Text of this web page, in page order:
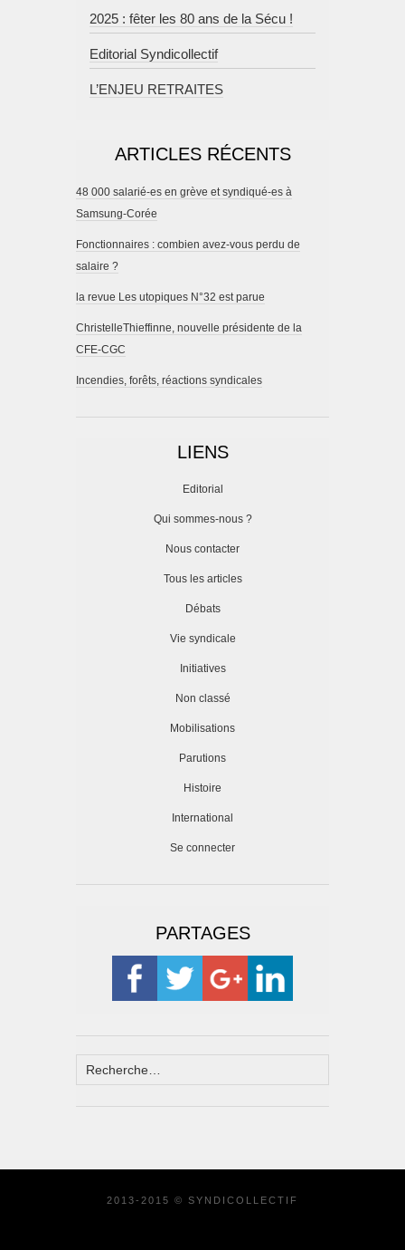
2025 : fêter les 80 ans de la Sécu !
Editorial Syndicollectif
L’ENJEU RETRAITES
ARTICLES RÉCENTS
48 000 salarié-es en grève et syndiqué-es à
Samsung-Corée
Fonctionnaires : combien avez-vous perdu de
salaire ?
la revue Les utopiques N°32 est parue
ChristelleThieffinne, nouvelle présidente de la
CFE-CGC
Incendies, forêts, réactions syndicales
LIENS
Editorial
Qui sommes-nous ?
Nous contacter
Tous les articles
Débats
Vie syndicale
Initiatives
Non classé
Mobilisations
Parutions
Histoire
International
Se connecter
PARTAGES
2013-2015 © SYNDICOLLECTIF